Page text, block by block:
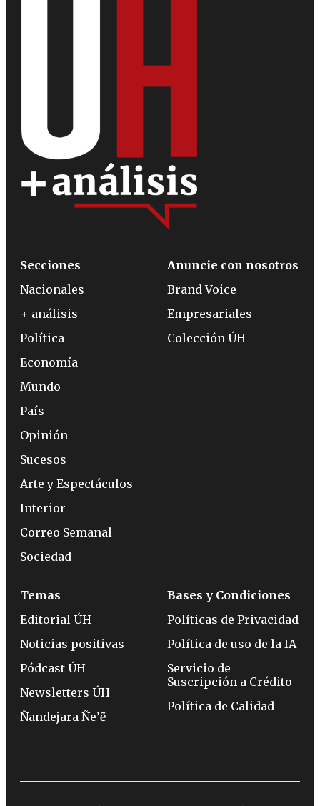
Secciones
Nacionales
+ análisis
Política
Economía
Mundo
País
Opinión
Sucesos
Arte y Espectáculos
Interior
Correo Semanal
Sociedad
Anuncie con nosotros
Brand Voice
Empresariales
Colección ÚH
Temas
Editorial ÚH
Noticias positivas
Pódcast ÚH
Newsletters ÚH
Ñandejara Ñe’ẽ
Bases y Condiciones
Políticas de Privacidad
Política de uso de la IA
Servicio de
Suscripción a Crédito
Política de Calidad